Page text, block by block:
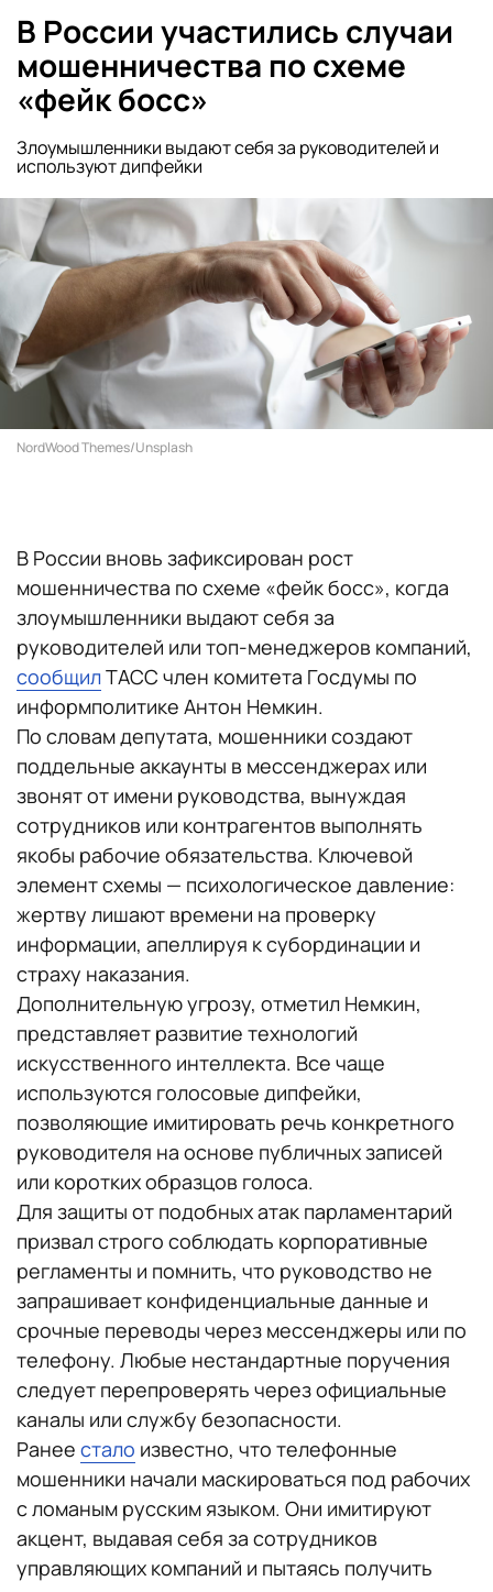
В России участились случаи
мошенничества по схеме
«фейк босс»
Злоумышленники выдают себя за руководителей и
используют дипфейки
NordWood Themes/Unsplash
В России вновь зафиксирован рост
мошенничества по схеме «фейк босс», когда
злоумышленники выдают себя за
руководителей или топ-менеджеров компаний,
сообщилТАСС член комитета Госдумы по
информполитике Антон Немкин.
По словам депутата, мошенники создают
поддельные аккаунты в мессенджерах или
звонят от имени руководства, вынуждая
сотрудников или контрагентов выполнять
якобы рабочие обязательства. Ключевой
элемент схемы — психологическое давление:
жертву лишают времени на проверку
информации, апеллируя к субординации и
страху наказания.
Дополнительную угрозу, отметил Немкин,
представляет развитие технологий
искусственного интеллекта. Все чаще
используются голосовые дипфейки,
позволяющие имитировать речь конкретного
руководителя на основе публичных записей
или коротких образцов голоса.
Для защиты от подобных атак парламентарий
призвал строго соблюдать корпоративные
регламенты и помнить, что руководство не
запрашивает конфиденциальные данные и
срочные переводы через мессенджеры или по
телефону. Любые нестандартные поручения
следует перепроверять через официальные
каналы или службу безопасности.
Ранее стало известно, что телефонные
мошенники начали маскироваться под рабочих
с ломаным русским языком. Они имитируют
акцент, выдавая себя за сотрудников
управляющих компаний и пытаясь получить